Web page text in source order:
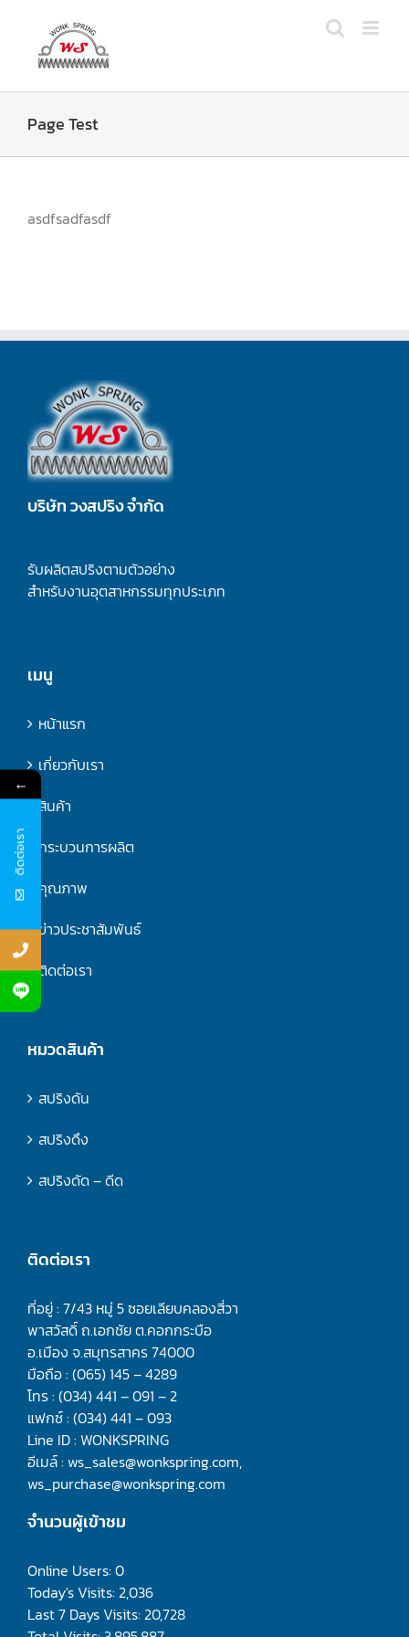
content
Page Test
asdfsadfasdf
บริษัท วงสปริง จำกัด
รับผลิตสปริงตามตัวอย่าง
สำหรับงานอุตสาหกรรมทุกประเภท
เมนู
หน้าแรก
เกี่ยวกับเรา
สินค้า
กระบวนการผลิต
คุณภาพ
ข่าวประชาสัมพันธ์
ติดต่อเรา
หมวดสินค้า
สปริงดัน
สปริงดึง
สปริงดัด – ดีด
ติดต่อเรา
ที่อยู่ : 7/43 หมู่ 5 ซอยเลียบคลองสี่วา
พาสวัสดิ์ ถ.เอกชัย ต.คอกกระบือ
อ.เมือง จ.สมุทรสาคร 74000
มือถือ : (065) 145 – 4289
โทร : (034) 441 – 091 – 2
แฟกซ์ : (034) 441 – 093
Line ID : WONKSPRING
อีเมล์ : ws_sales@wonkspring.com,
ws_purchase@wonkspring.com
จำนวนผู้เข้าชม
Online Users: 0
Today's Visits: 2,036
Last 7 Days Visits: 20,728
←
ติดต่อเรา